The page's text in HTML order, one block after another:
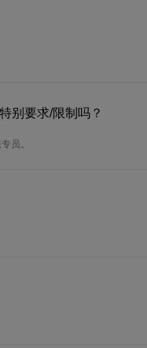
别要求/限制吗？
员。